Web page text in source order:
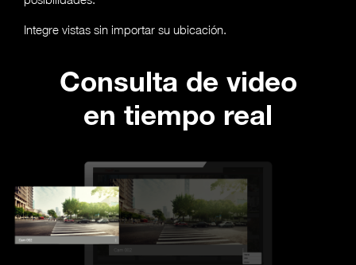
Integre vistas sin importar su ubicación.
Consulta de video
en tiempo real